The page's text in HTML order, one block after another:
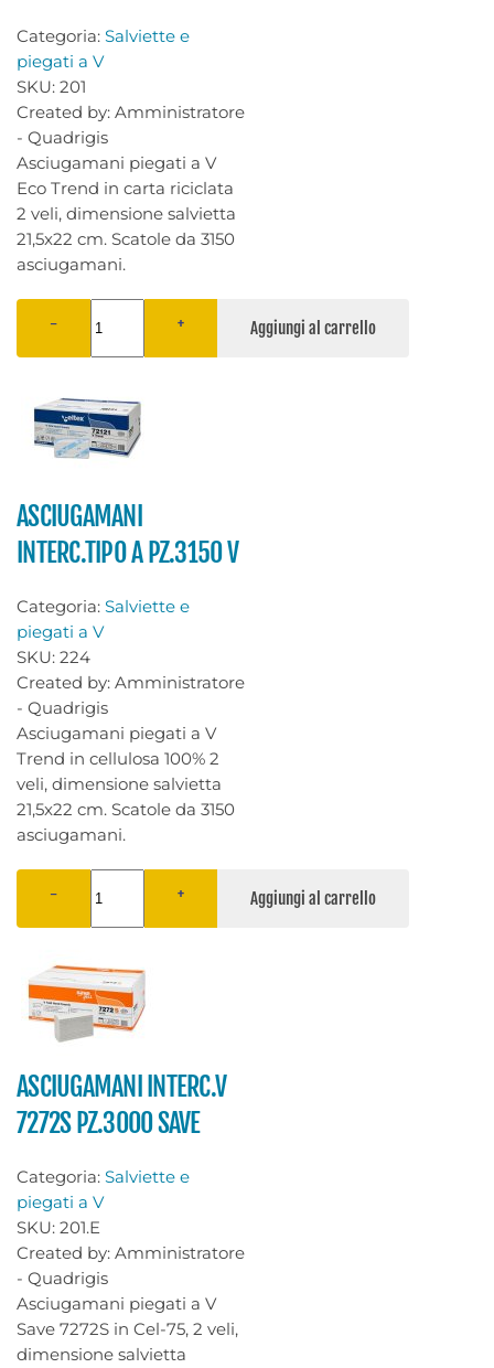
Categoria: Salviette e
piegati a V
SKU: 201
Created by: Amministratore
- Quadrigis
Asciugamani piegati a V
Eco Trend in carta riciclata
2 veli, dimensione salvietta
21,5x22 cm. Scatole da 3150
asciugamani.
− +
ASCIUGAMANI
INTERC.TIPO A PZ.3150 V
Categoria: Salviette e
piegati a V
SKU: 224
Created by: Amministratore
- Quadrigis
Asciugamani piegati a V
Trend in cellulosa 100% 2
veli, dimensione salvietta
21,5x22 cm. Scatole da 3150
asciugamani.
− +
ASCIUGAMANI INTERC.V
7272S PZ.3000 SAVE
Categoria: Salviette e
piegati a V
SKU: 201.E
Created by: Amministratore
- Quadrigis
Asciugamani piegati a V
Save 7272S in Cel-75, 2 veli,
dimensione salvietta